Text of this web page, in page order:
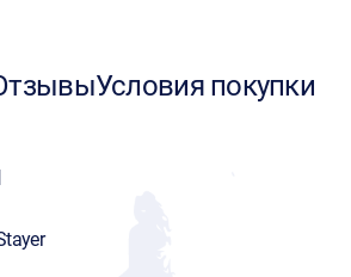
Условия покупки